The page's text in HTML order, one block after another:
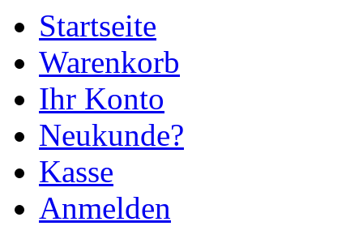
Startseite
Warenkorb
Ihr Konto
Neukunde?
Kasse
Anmelden